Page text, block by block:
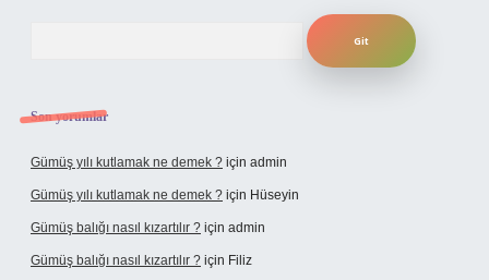
Son yorumlar
Gümüş yılı kutlamak ne demek ? için admin
Gümüş yılı kutlamak ne demek ? için Hüseyin
Gümüş balığı nasıl kızartılır ? için admin
Gümüş balığı nasıl kızartılır ? için Filiz